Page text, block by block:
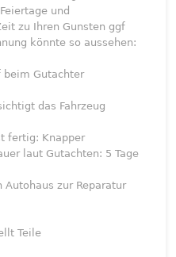
und
zu Ihren Gunsten ggf
könnte so aussehen:
beim Gutachter
das Fahrzeug
fertig: Knapper
laut Gutachten: 5 Tage
Autohaus zur Reparatur
Teile